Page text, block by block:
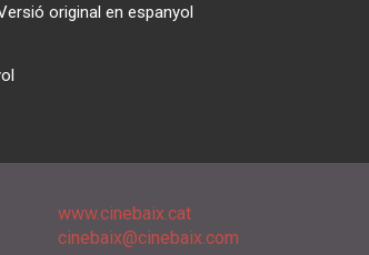
original en espanyol
www.cinebaix.cat
cinebaix@cinebaix.com